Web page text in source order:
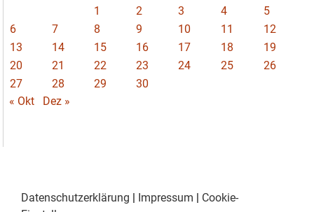
1 2 3 4
5
6
7 8 9 10 11
12
13
14 15 16 17 18
19
20
21 22 23 24 25
26
27
28 29
30
« Okt
Dez »
Datenschutzerklärung | Impressum | Cookie-